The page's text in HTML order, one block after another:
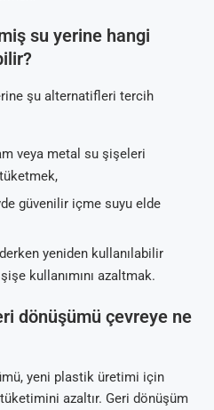
su yerine hangi
şu alternatifleri tercih
veya metal su şişeleri
güvenilir içme suyu elde
yeniden kullanılabilir
kullanımını azaltmak.
dönüşümü çevreye ne
yeni plastik üretimi için
azaltır. Geri dönüşüm